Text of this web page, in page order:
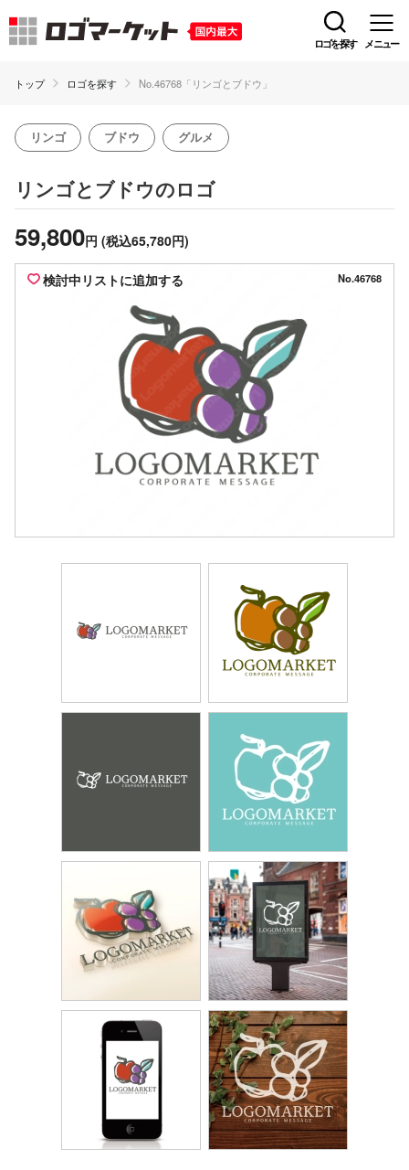
ロゴを探す メニュー
トップ ロゴを探す No.46768「リンゴとブドウ」
リンゴ ブドウ グルメ
リンゴとブドウのロゴ
59,800円 (税込65,780円)
検討中リストに追加する No.46768